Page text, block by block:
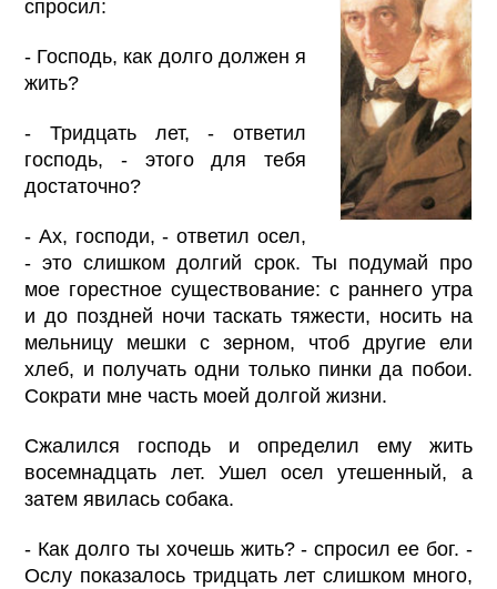
спросил:
- Господь, как долго должен я
жить?
- Тридцать лет, - ответил
господь, - этого для тебя
достаточно?
- Ах, господи, - ответил осел,
- это слишком долгий срок. Ты подумай про
мое горестное существование: с раннего утра
и до поздней ночи таскать тяжести, носить на
мельницу мешки с зерном, чтоб другие ели
хлеб, и получать одни только пинки да побои.
Сократи мне часть моей долгой жизни.
Сжалился господь и определил ему жить
восемнадцать лет. Ушел осел утешенный, а
затем явилась собака.
- Как долго ты хочешь жить? - спросил ее бог. -
Ослу показалось тридцать лет слишком много,